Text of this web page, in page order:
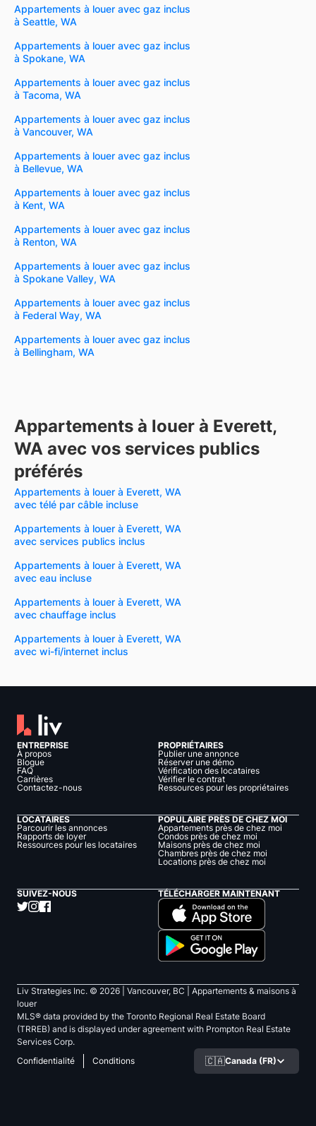
Appartements à louer avec gaz inclus
à Seattle, WA
Appartements à louer avec gaz inclus
à Spokane, WA
Appartements à louer avec gaz inclus
à Tacoma, WA
Appartements à louer avec gaz inclus
à Vancouver, WA
Appartements à louer avec gaz inclus
à Bellevue, WA
Appartements à louer avec gaz inclus
à Kent, WA
Appartements à louer avec gaz inclus
à Renton, WA
Appartements à louer avec gaz inclus
à Spokane Valley, WA
Appartements à louer avec gaz inclus
à Federal Way, WA
Appartements à louer avec gaz inclus
à Bellingham, WA
Appartements à louer à Everett,
WA avec vos services publics
préférés
Appartements à louer à Everett, WA
avec télé par câble incluse
Appartements à louer à Everett, WA
avec services publics inclus
Appartements à louer à Everett, WA
avec eau incluse
Appartements à louer à Everett, WA
avec chauffage inclus
Appartements à louer à Everett, WA
avec wi-fi/internet inclus
ENTREPRISE
À propos
Blogue
FAQ
Carrières
Contactez-nous
PROPRIÉTAIRES
Publier une annonce
Réserver une démo
Vérification des locataires
Vérifier le contrat
Ressources pour les propriétaires
LOCATAIRES
Parcourir les annonces
Rapports de loyer
Ressources pour les locataires
POPULAIRE PRÈS DE CHEZ MOI
Appartements près de chez moi
Condos près de chez moi
Maisons près de chez moi
Chambres près de chez moi
Locations près de chez moi
SUIVEZ-NOUS TÉLÉCHARGER MAINTENANT
Liv Strategies Inc. © 2026 | Vancouver, BC |
Appartements & maisons à
louer
MLS® data provided by the Toronto Regional Real Estate Board
(TRREB) and is displayed under agreement with Prompton Real Estate
Services Corp.
Confidentialité
Conditions 🇨🇦Canada (FR)